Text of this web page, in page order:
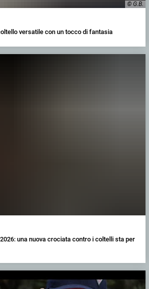
© G.B.
versatile con un tocco di fantasia
una nuova crociata contro i coltelli sta per